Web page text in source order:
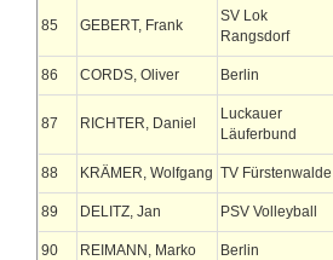
85 GEBERT, Frank
SV Lok
Rangsdorf
86 CORDS, Oliver Berlin
87 RICHTER, Daniel
Luckauer
Läuferbund
88 KRÄMER, Wolfgang TV Fürstenwalde
89 DELITZ, Jan PSV Volleyball
90 REIMANN, Marko Berlin